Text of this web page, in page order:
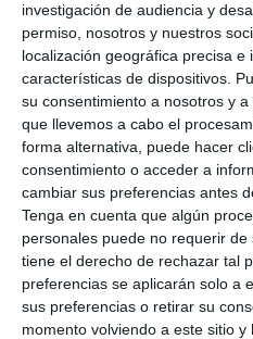
investigación de audiencia y
permiso, nosotros y nuestros
localización geográfica precisa e
características de dispositivos.
su consentimiento a nosotros y
que llevemos a cabo el
forma alternativa, puede hacer
consentimiento o acceder a
cambiar sus preferencias antes
Tenga en cuenta que algún
personales puede no requerir
tiene el derecho de rechazar tal
preferencias se aplicarán solo a
sus preferencias o retirar su
momento volviendo a este sitio